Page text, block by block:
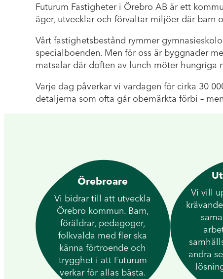
Futurum Fastigheter i Örebro AB är ett
äger, utvecklar och förvaltar miljöer där barn
Vårt fastighetsbestånd rymmer
specialboenden. Men för oss är byggnader
matsalar där doften av lunch möter hungriga
Varje dag påverkar vi vardagen för cirka 30
detaljerna som ofta går obemärkta förbi –
Örebroare
Vi bidrar till att utveckla
Örebro kommun. Barn,
föräldrar, pedagoger,
folkvalda med fler ska
känna förtroende och
trygghet i att Futurum
verkar för allas bästa.
Vi vill
andra